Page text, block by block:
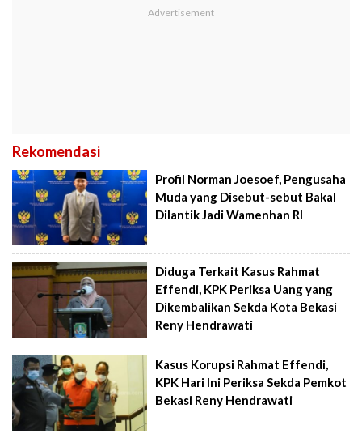
Rekomendasi
Profil Norman Joesoef, Pengusaha
Muda yang Disebut-sebut Bakal
Dilantik Jadi Wamenhan RI
Diduga Terkait Kasus Rahmat
Effendi, KPK Periksa Uang yang
Dikembalikan Sekda Kota Bekasi
Reny Hendrawati
Kasus Korupsi Rahmat Effendi,
KPK Hari Ini Periksa Sekda Pemkot
Bekasi Reny Hendrawati